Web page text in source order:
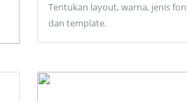
Tentukan layout, warna, jenis
dan template.